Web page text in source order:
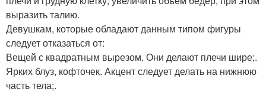
выразить талию.
Девушкам, которые обладают данным типом фигуры
следует отказаться от:
Вещей с квадратным вырезом. Они делают плечи шире;.
Ярких блуз, кофточек. Акцент следует делать на нижнюю
часть тела;.